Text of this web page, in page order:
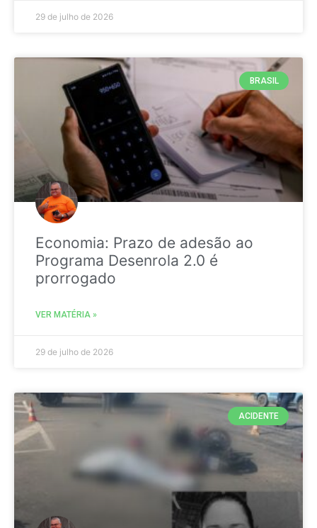
29 de julho de 2026
BRASIL
Economia: Prazo de adesão ao
Programa Desenrola 2.0 é
prorrogado
VER MATÉRIA »
29 de julho de 2026
ACIDENTE